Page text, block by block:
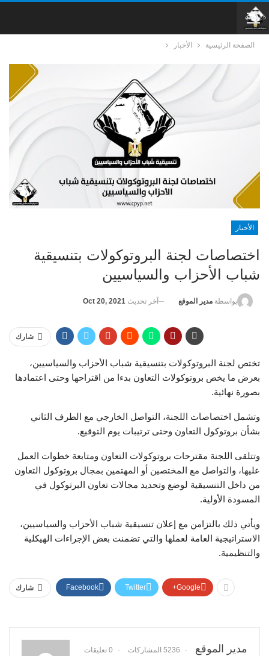
الصفحة الرئيسية الأخبار
الأخبار
اختصاصات لجنة البروتوكولات بتنسيقية
شباب الأحزاب والسياسيين
بواسطة مدير الموقع آخر تحديث Oct 20, 2021
شارك
تختص لجنة البروتوكولات بتنسيقية شباب الأحزاب والسياسيين،
بعرض ما يخص بروتوكولات التعاون بدءا من اقتراحها وحتى اعتمادها
بصورة نهائية.
وتشمل اختصاصات اللجنة، التواصل الخارجي مع الطرف الثاني
بشأن بروتوكول التعاون وحتى ترتيبات يوم التوقيع.
وتتلقى اللجنة مقترحات بروتوكولات التعاون ومتابعة خطوات العمل
عليها، والتواصل مع المختصين أو المهتمين بمجال بروتوكول التعاون
من داخل التنسيقية لوضع وتحديد مجالات تعاون البرتوكول في
المسودة الأولية.
ويأتي ذلك بالتزامن مع إعلان تنسيقية شباب الأحزاب والسياسيين،
الاستراتيجية العامة لعملها والتي تضمنت بعض الإجراءات الهيكلية
والتنظيمية.
شارك Facebook Twitter Google+
مدير الموقع 5236 المشاركات 0 تعليقات